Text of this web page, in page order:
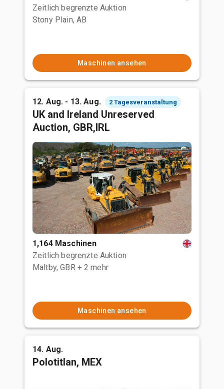
Zeitlich begrenzte Auktion
Stony Plain, AB
Maschinen ansehen
12. Aug. - 13. Aug. 2 Tagesveranstaltung
UK and Ireland Unreserved
Auction, GBR,IRL
1,164 Maschinen
Zeitlich begrenzte Auktion
Maltby, GBR + 2 mehr
Maschinen ansehen
14. Aug.
Polotitlan, MEX